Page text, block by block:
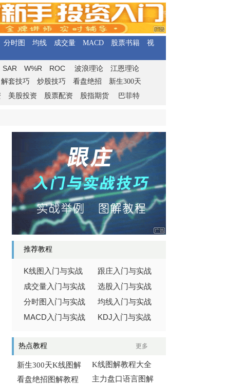
分时图 均线 成交量 MACD 股票书籍
视
SAR W%R ROC 波浪理论
江恩理论
解套技巧 炒股技巧 看盘绝招
新生300天
美股投资 股票配资 股指期货 巴菲特
推荐教程
K线图入门与实战
成交量入门与实战
分时图入门与实战
MACD 入门与实战
跟庄入门与实战
选股入门与实战
均线入门与实战
KDJ 入门与实战
热点教程 更多
新生300天K线图解
看盘绝招图解教程
K线图解教程大全
主力盘口语言图解